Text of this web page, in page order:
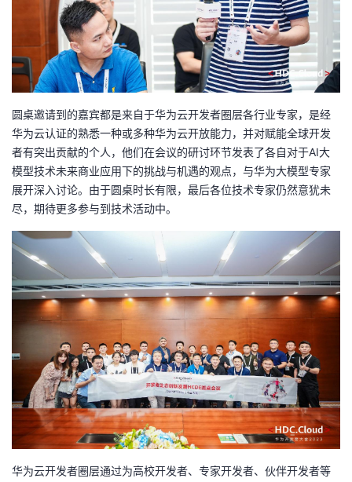
圆桌邀请到的嘉宾都是来自于华为云开发者圈层各行业专家，是经
华为云认证的熟悉一种或多种华为云开放能力，并对赋能全球开发
者有突出贡献的个人，他们在会议的研讨环节发表了各自对于AI大
模型技术未来商业应用下的挑战与机遇的观点，与华为大模型专家
展开深入讨论。由于圆桌时长有限，最后各位技术专家仍然意犹未
尽，期待更多参与到技术活动中。
华为云开发者圈层通过为高校开发者、专家开发者、伙伴开发者等